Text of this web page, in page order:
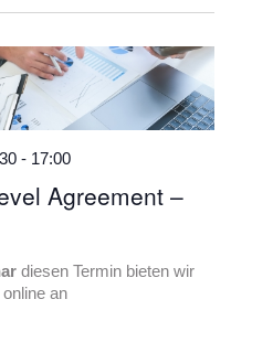
Agreement –
- 17:00
diesen Termin bieten wir
an